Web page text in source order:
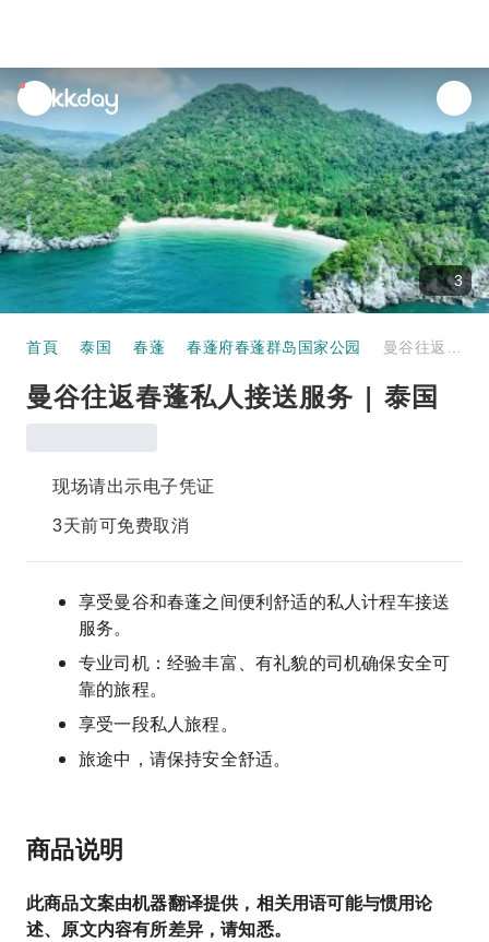
unread
notifications
3
首頁 泰国 春蓬 春蓬府春蓬群岛国家公园
曼谷往返春蓬私人接送服务 | 泰国
现场请出示电子凭证
3天前可免费取消
享受曼谷和春蓬之间便利舒适的私人计程车接送
服务。
专业司机：经验丰富、有礼貌的司机确保安全可
靠的旅程。
享受一段私人旅程。
旅途中，请保持安全舒适。
商品说明
此商品文案由机器翻译提供，相关用语可能与惯用论
述、原文内容有所差异，请知悉。